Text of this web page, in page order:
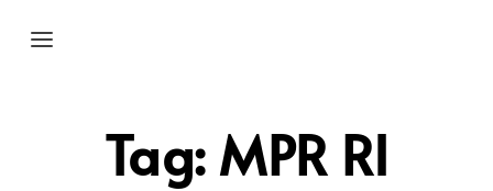
Tag:MPR RI